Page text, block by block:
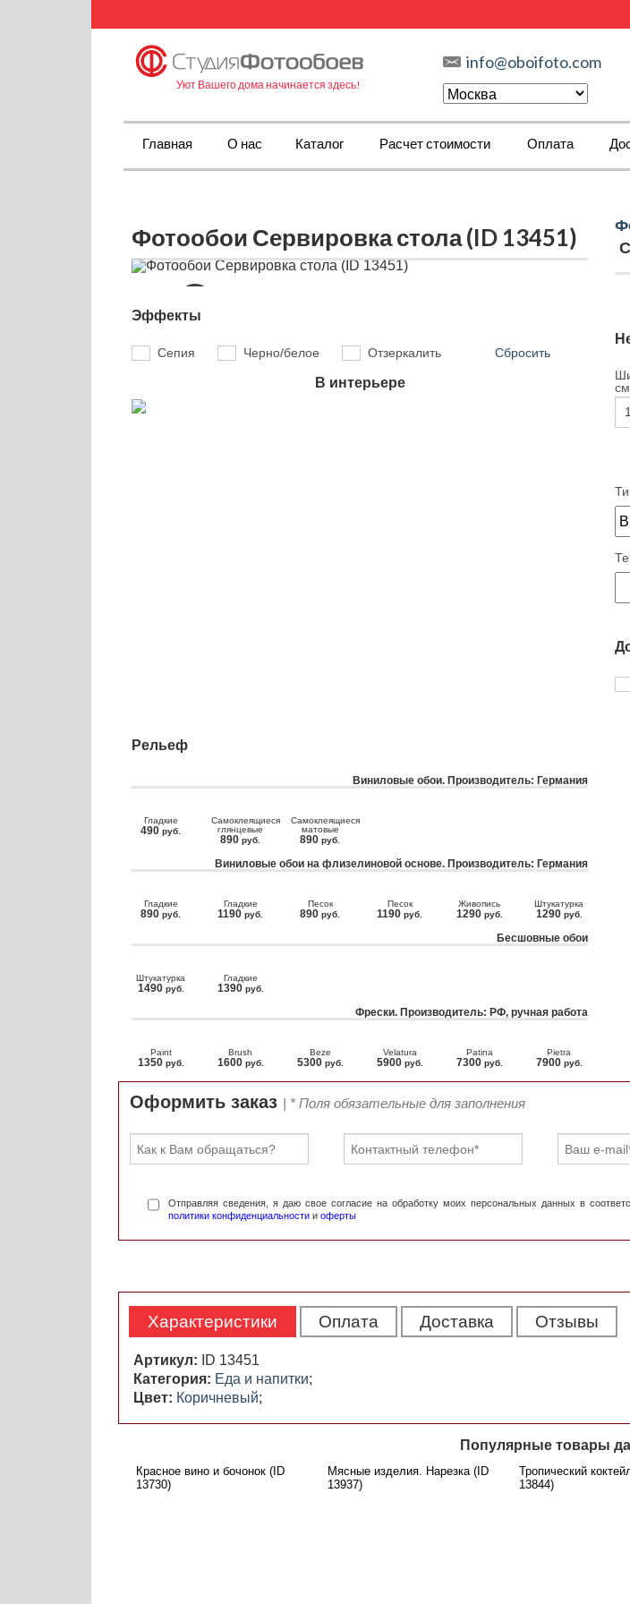
Уют Вашего дома начинается здесь!
info@oboifoto.com
Главная О нас Каталог Расчет стоимости Оплата
Фотообои Сервировка стола (ID 13451)
Эффекты
Сепия Черно/белое Отзеркалить Сбросить
В интерьере
см.
Рельеф
Виниловые обои. Производитель: Германия
Гладкие
490 руб.
Самоклеящиеся
глянцевые
890 руб.
Самоклеящиеся
матовые
890 руб.
Виниловые обои на флизелиновой основе. Производитель: Германия
Гладкие
890 руб.
Гладкие
1190 руб.
Песок
890 руб.
Песок
1190 руб.
Живопись
1290 руб.
Штукатурка
1290 руб.
Бесшовные обои
Штукатурка
1490 руб.
Гладкие
1390 руб.
Фрески. Производитель: РФ, ручная работа
Paint
1350 руб.
Brush
1600 руб.
Beze
5300 руб.
Velatura
5900 руб.
Patina
7300 руб.
Pietra
7900 руб.
Оформить заказ | * Поля обязательные для заполнения
Отправляя сведения, я даю свое согласие на обработку моих персональных данных в
политики конфиденциальности и оферты
Характеристики Оплата Доставка Отзывы
Артикул:
ID 13451
Категория: Еда и напитки;
Цвет: Коричневый;
Популярные товары
Красное вино и бочонок (ID
13730)
Мясные изделия. Нарезка (ID
13937)
Тропический
13844)